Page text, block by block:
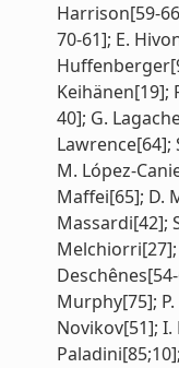
Harrison[59-
70-61]; E.
Keihänen[19];
40]; G.
Lawrence[64];
M. López-
Maffei[65]; D.
Massardi[42];
Melchiorri[27];
Murphy[75];
Novikov[51]; I.